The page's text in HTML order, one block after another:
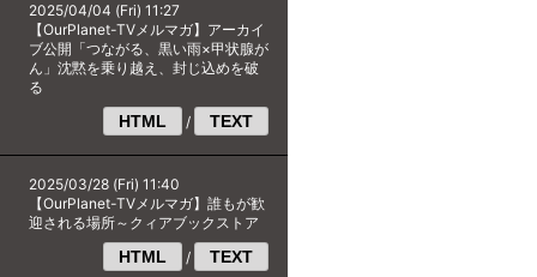
2025/04/04 (Fri) 11:27
【OurPlanet-TVメルマガ】アーカイ
ブ公開「つながる、黒い雨×甲状腺が
ん」沈黙を乗り越え、封じ込めを破
る
HTML / TEXT
2025/03/28 (Fri) 11:40
【OurPlanet-TVメルマガ】誰もが歓
迎される場所～クィアブックストア
HTML / TEXT